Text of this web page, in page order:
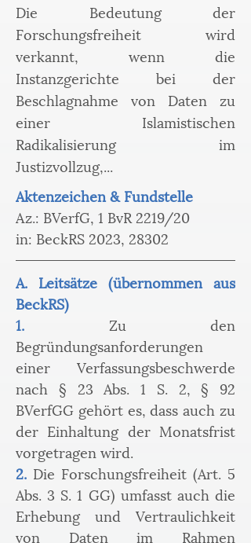
Die Bedeutung der
Forschungsfreiheit wird
verkannt, wenn die
Instanzgerichte bei der
Beschlagnahme von Daten zu
einer Islamistischen
Radikalisierung im
Justizvollzug,...
Aktenzeichen & Fundstelle
Az.: BVerfG, 1 BvR 2219/20
in: BeckRS 2023, 28302
A. Leitsätze (übernommen aus
BeckRS)
1. Zu den
Begründungsanforderungen
einer Verfassungsbeschwerde
nach § 23 Abs. 1 S. 2, § 92
BVerfGG gehört es, dass auch zu
der Einhaltung der Monatsfrist
vorgetragen wird.
2. Die Forschungsfreiheit (Art. 5
Abs. 3 S. 1 GG) umfasst auch die
Erhebung und Vertraulichkeit
von Daten im Rahmen